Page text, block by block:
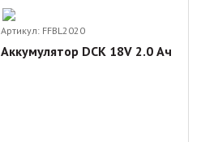
Артикул: FFBL2020
Аккумулятор DCK 18V 2.0 Ач